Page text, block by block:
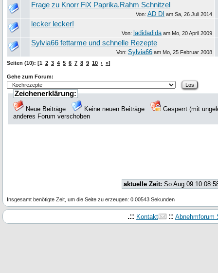
Frage zu Knorr FiX Paprika.Rahm Schnitzel
Von: AD DI am Sa, 26 Juli 2014
lecker lecker!
Von: ladidadida am Mo, 20 April 2009
Sylvia66 fettarme und schnelle Rezepte
Von: Sylvia66 am Mo, 25 Februar 2008
Seiten (10): [1 2 3 4 5 6 7 8 9 10 › »]
Gehe zum Forum:
Zeichenerklärung:
Neue Beiträge Keine neuen Beiträge
Gesperrt (mit
anderes Forum verschoben
aktuelle Zeit: So Aug 09
Insgesamt benötigte Zeit, um die Seite zu erzeugen: 0.00543 Sekunden
.:: Kontakt :: Abnehmforum